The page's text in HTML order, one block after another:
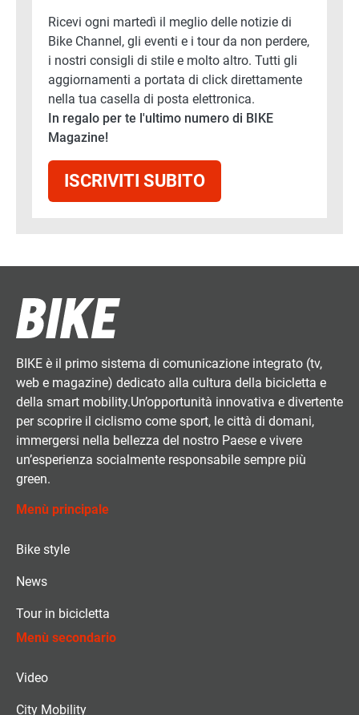
Ricevi ogni martedì il meglio delle notizie di
Bike Channel, gli eventi e i tour da non perdere,
i nostri consigli di stile e molto altro. Tutti gli
aggiornamenti a portata di click direttamente
nella tua casella di posta elettronica.
In regalo per te l'ultimo numero di BIKE
Magazine!
ISCRIVITI SUBITO
BIKE è il primo sistema di comunicazione integrato (tv,
web e magazine) dedicato alla cultura della bicicletta e
della smart mobility.Un’opportunità innovativa e divertente
per scoprire il ciclismo come sport, le città di domani,
immergersi nella bellezza del nostro Paese e vivere
un’esperienza socialmente responsabile sempre più
green.
Menù principale
Bike style
News
Tour in bicicletta
Menù secondario
Video
City Mobility